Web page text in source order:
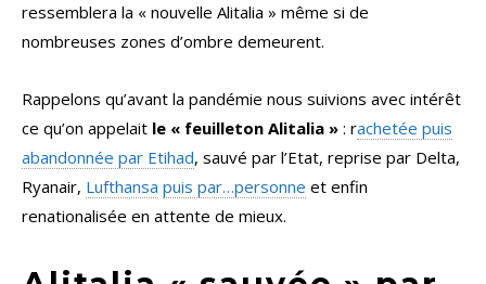
ressemblera la « nouvelle Alitalia » même si de
nombreuses zones d’ombre demeurent.
Rappelons qu’avant la pandémie nous suivions avec intérêt
ce qu’on appelait le « feuilleton Alitalia » : rachetée puis
abandonnée par Etihad, sauvé par l’Etat, reprise par Delta,
Ryanair, Lufthansa puis par…personne et enfin
renationalisée en attente de mieux.